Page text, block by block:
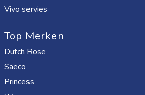
Vivo servies
Top Merken
Dutch Rose
Saeco
Princess